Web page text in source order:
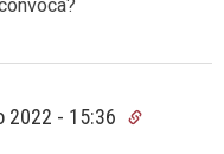
2022 - 15:36